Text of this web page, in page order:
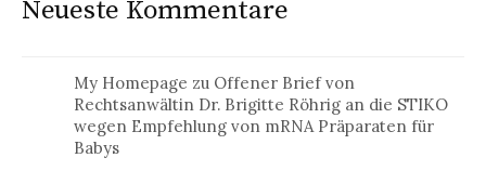
Neueste Kommentare
My Homepage zu Offener Brief von
Rechtsanwältin Dr. Brigitte Röhrig an die STIKO
wegen Empfehlung von mRNA Präparaten für
Babys